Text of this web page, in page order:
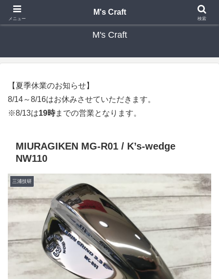
カスタムクラブ・リシャフト・修理 専門店 ゴルフ工房 エムズクラフト
M's Craft
【夏季休業のお知らせ】
8/14～8/16はお休みさせていただきます。
※8/13は19時までの営業となります。
MIURAGIKEN MG-R01 / K’s-wedge
NW110
三浦技研
メニュー
M's Craft
検索